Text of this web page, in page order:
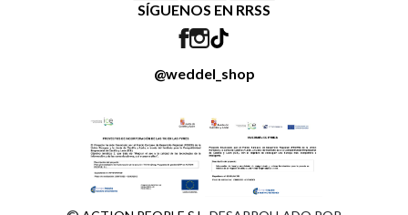
SÍGUENOS EN RRSS
@weddel_shop